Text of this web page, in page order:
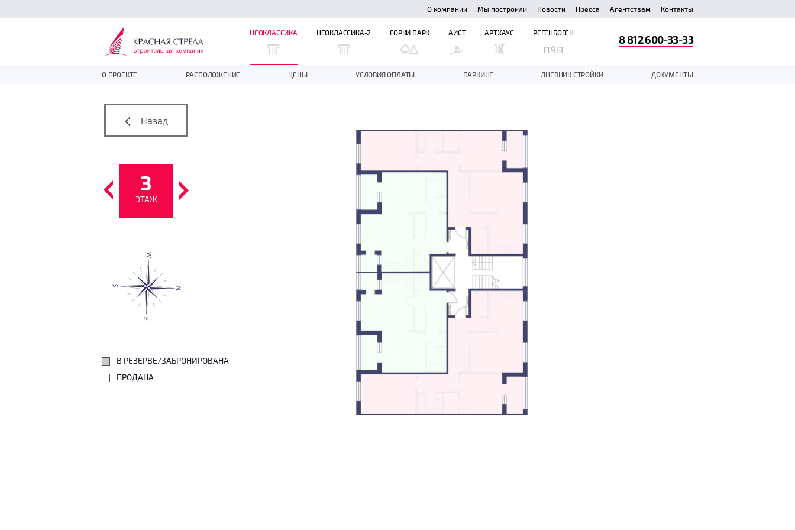
О компании Мы построили Новости Пресса Агентствам Контакты
НЕОКЛАССИКА
О ПРОЕКТЕ РАСПОЛОЖЕНИЕ ЦЕНЫ УСЛОВИЯ ОПЛАТЫ ПАРКИНГ ДНЕВНИК СТРОЙКИ ДОКУМЕНТЫ
НЕОКЛАССИКА-2 ГОРКИ ПАРК АИСТ АРТХАУС РЕГЕНБОГЕН
8 812 600-33-33
Назад
3
ЭТАЖ
В РЕЗЕРВЕ/ЗАБРОНИРОВАНА
ПРОДАНА